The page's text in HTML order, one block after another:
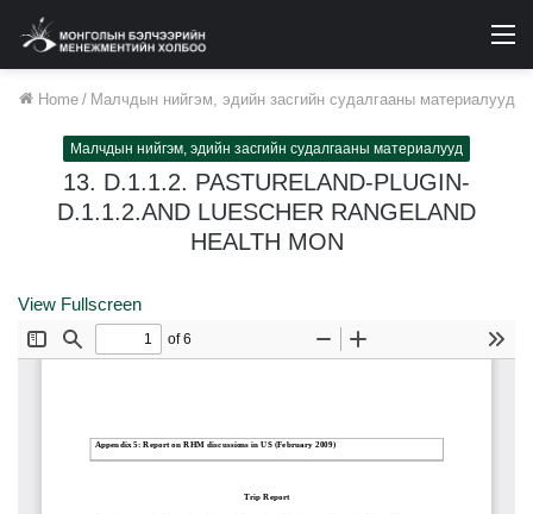
Home / Малчдын нийгэм, эдийн засгийн судалгааны материалууд
Малчдын нийгэм, эдийн засгийн судалгааны материалууд
13. D.1.1.2. PASTURELAND-PLUGIN-
D.1.1.2.AND LUESCHER RANGELAND
HEALTH MON
View Fullscreen